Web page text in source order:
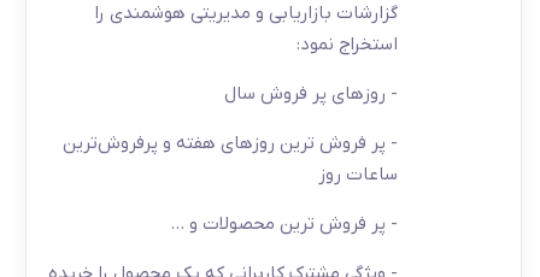
گزارشات بازاریابی و مدیریتی هوشمندی را
استخراج نمود:
- روزهای پر فروش سال
- پر فروش ترین روز‌های هفته و پرفروش‌ترین
ساعات روز
- پر فروش ترین محصولات و ...